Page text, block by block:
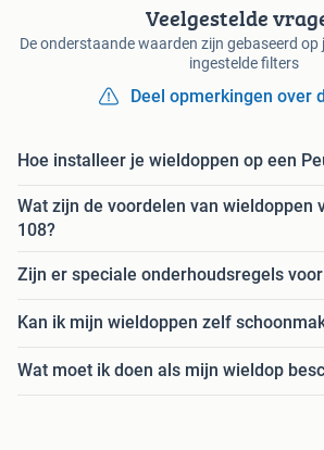
Veelgestelde
De onderstaande waarden zijn gebaseerd op
ingestelde filters
Deel opmerkingen over
Hoe installeer je wieldoppen op een
Wat zijn de voordelen van wieldoppen
108?
Zijn er speciale onderhoudsregels
Kan ik mijn wieldoppen zelf
Wat moet ik doen als mijn wieldop